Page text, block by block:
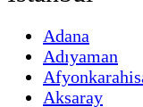
Adana
Adıyaman
Aksaray